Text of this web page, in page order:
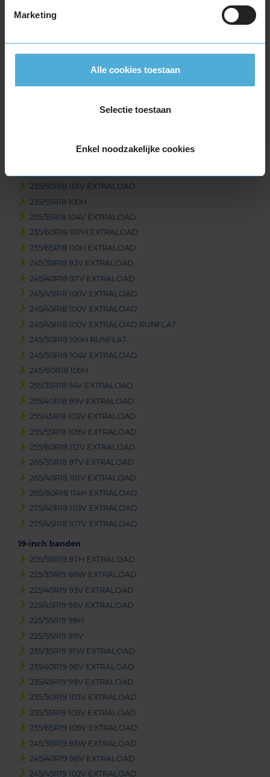
Marketing
Alle cookies toestaan
Selectie toestaan
Enkel noodzakelijke cookies
225/40R18 92V EXTRALOAD RUNFLAT
225/60R18 104H EXTRALOAD RUNFLAT
235/50R18 101V EXTRALOAD
235/55R18 100H
235/55R18 104V EXTRALOAD
235/60R18 107H EXTRALOAD
235/65R18 110H EXTRALOAD
245/35R18 92V EXTRALOAD
245/40R18 97V EXTRALOAD
245/45R18 100V EXTRALOAD
245/45R18 100V EXTRALOAD
245/45R18 100V EXTRALOAD RUNFLAT
245/50R18 100H RUNFLAT
245/50R18 104V EXTRALOAD
245/60R18 105H
255/35R18 94V EXTRALOAD
255/40R18 99V EXTRALOAD
255/45R18 103V EXTRALOAD
255/55R18 109V EXTRALOAD
255/60R18 112V EXTRALOAD
265/35R18 97V EXTRALOAD
265/40R18 101V EXTRALOAD
265/60R18 114H EXTRALOAD
275/40R18 103V EXTRALOAD
275/45R18 107V EXTRALOAD
19-inch banden
205/55R19 97H EXTRALOAD
225/35R19 88W EXTRALOAD
225/40R19 93V EXTRALOAD
225/45R19 96V EXTRALOAD
225/55R19 99H
225/55R19 99V
235/35R19 91W EXTRALOAD
235/40R19 96V EXTRALOAD
235/45R19 99V EXTRALOAD
235/50R19 103V EXTRALOAD
235/55R19 105V EXTRALOAD
235/65R19 109V EXTRALOAD
245/35R19 93W EXTRALOAD
245/40R19 98V EXTRALOAD
245/45R19 102V EXTRALOAD